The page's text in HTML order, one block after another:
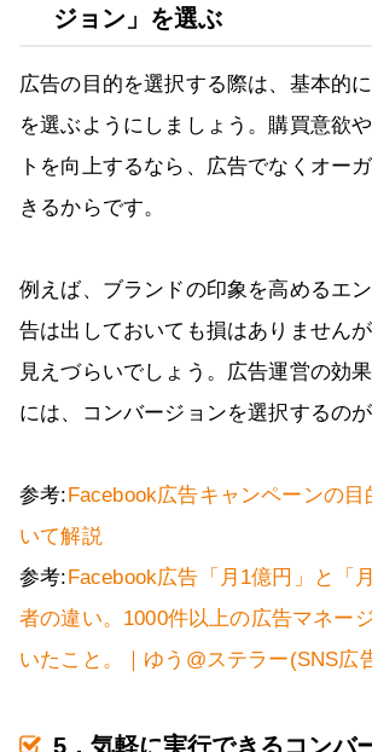
ジョン」を選ぶ
広告の目的を選択する際は、基本的
を選ぶようにしましょう。購買意欲
トを向上するなら、広告でなくオー
きるからです。
例えば、ブランドの印象を高めるエ
告は出しておいても損はありません
見えづらいでしょう。広告運営の効
には、コンバージョンを選択するのが
参考: Facebook広告キャンペーンの
いて解説
参考: Facebook広告「月1億円」と「
者の違い。1000件以上の広告マネー
いたこと。｜ゆう@ステラー(SNS広
5．気軽に実行できるコンバ